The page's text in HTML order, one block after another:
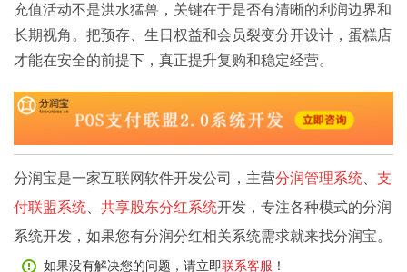
充值活动不是洪水猛兽，关键在于是否有清晰的利润边界和
长期视角。把预存、生日权益和会员裂变分开设计，蛋糕店
才能在安全的前提下，真正提升复购和稳定经营。
分润宝是一家互联网软件开发公司，主营分润管理系统
支
付联盟系统
共享股东分红系统开发，专注各种模式的分润
系统开发，如果您有分润分红相关系统需求就来找分润宝。
如果没有解决您的问题，请立即联系客服 ！